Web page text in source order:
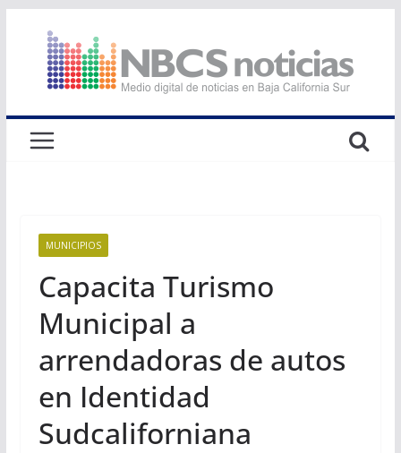
contenido
MUNICIPIOS
Capacita Turismo
Municipal a
arrendadoras de autos
en Identidad
Sudcaliforniana